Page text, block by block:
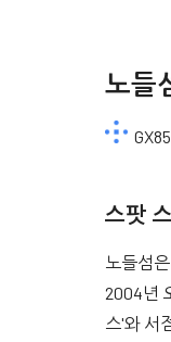
노들
스팟
노들섬
2004년
스'와 서